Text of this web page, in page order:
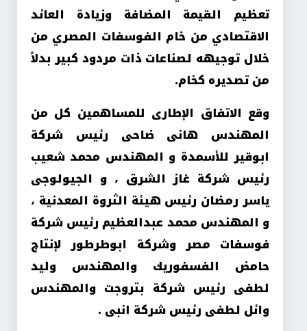
تعظيم القيمة المضافة وزيادة العائد
الاقتصادي من خام الفوسفات المصري من
خلال توجيهه لصناعات ذات مردود كبير بدلاً
من تصديره كخام.
وقع الاتفاق الإطارى للمساهمين كل من
المهندس هانى ضاحى رئيس شركة
ابوقير للأسمدة و المهندس محمد شعيب
رئيس شركة غاز الشرق ، و الجيولوجى
ياسر رمضان رئيس هيئة الثروة المعدنية ،
و المهندس محمد عبدالعظيم رئيس شركة
فوسفات مصر وشركة ابوطرطور لإنتاج
حامض الفسفوريك والمهندس وليد
لطفى رئيس شركة بتروجت والمهندس
وائل لطفى رئيس شركة انبى .